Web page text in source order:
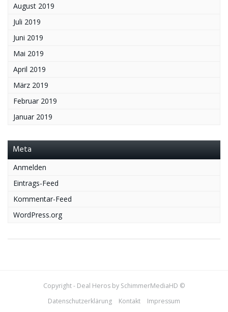
August 2019
Juli 2019
Juni 2019
Mai 2019
April 2019
März 2019
Februar 2019
Januar 2019
Meta
Anmelden
Eintrags-Feed
Kommentar-Feed
WordPress.org
Copyright - Deal Heros by SchimmerMediaHD ©
Datenschutzerklärung
Kontakt Impressum